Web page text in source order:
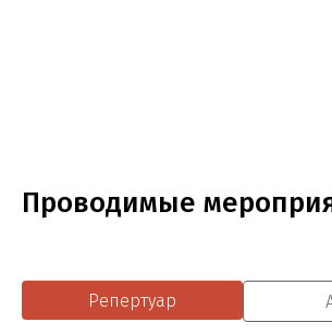
Проводимые
Репертуар